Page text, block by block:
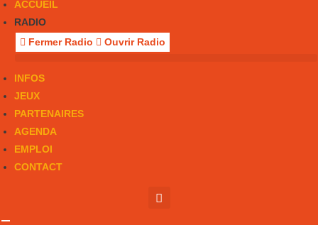
ACCUEIL
RADIO
Fermer Radio
Ouvrir Radio
INFOS
JEUX
PARTENAIRES
AGENDA
EMPLOI
CONTACT